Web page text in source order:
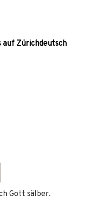
auf Zürichdeutsch
Gott sälber.